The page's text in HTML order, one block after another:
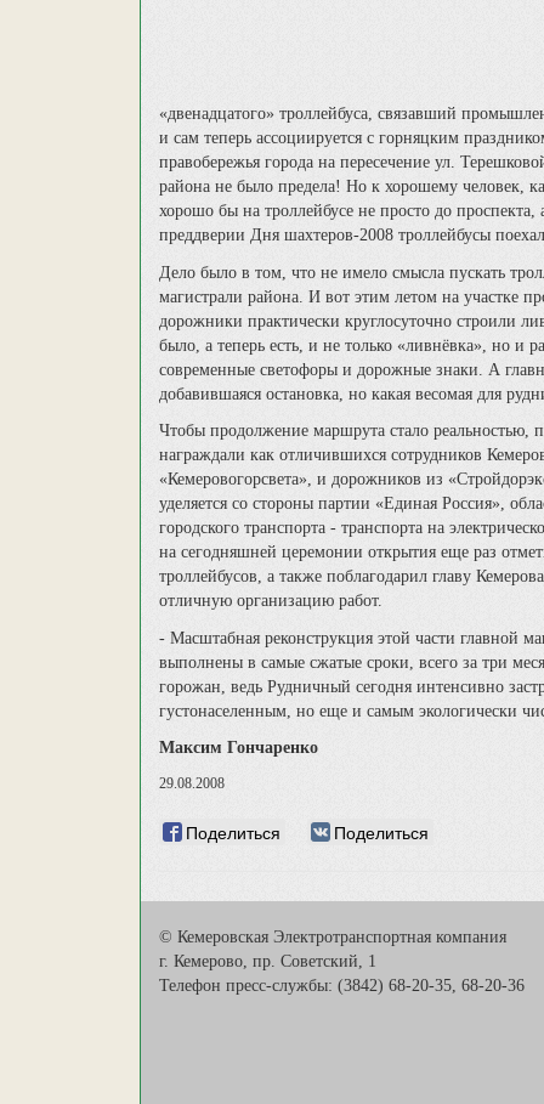
«двенадцатого» троллейбуса, связавший
и сам теперь ассоциируется с горняцким
правобережья города на пересечение ул.
района не было предела! Но к хорошему человек,
хорошо бы на троллейбусе не просто до
преддверии Дня шахтеров-2008 троллейбусы
Дело было в том, что не имело смысла пускать
магистрали района. И вот этим летом на участке
дорожники практически круглосуточно строили
было, а теперь есть, и не только «ливнёвка», но
современные светофоры и дорожные знаки. А
добавившаяся остановка, но какая весомая для
Чтобы продолжение маршрута стало реальностью,
награждали как отличившихся сотрудников
«Кемеровогорсвета», и дорожников из
уделяется со стороны партии «Единая Россия»,
городского транспорта - транспорта на
на сегодняшней церемонии открытия еще раз
троллейбусов, а также поблагодарил главу
отличную организацию работ.
- Масштабная реконструкция этой части главной
выполнены в самые сжатые сроки, всего за три
горожан, ведь Рудничный сегодня интенсивно
густонаселенным, но еще и самым экологически
Максим Гончаренко
29.08.2008
Поделиться Поделиться
© Кемеровская Электротранспортная компания
г. Кемерово, пр. Советский, 1
Телефон пресс-службы: (3842) 68-20-35, 68-20-36